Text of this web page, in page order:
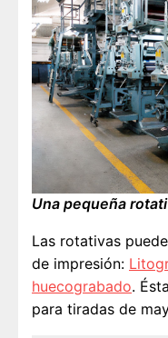
Una pequeña
Las rotativas
de impresión:
huecograbado.
para tiradas de